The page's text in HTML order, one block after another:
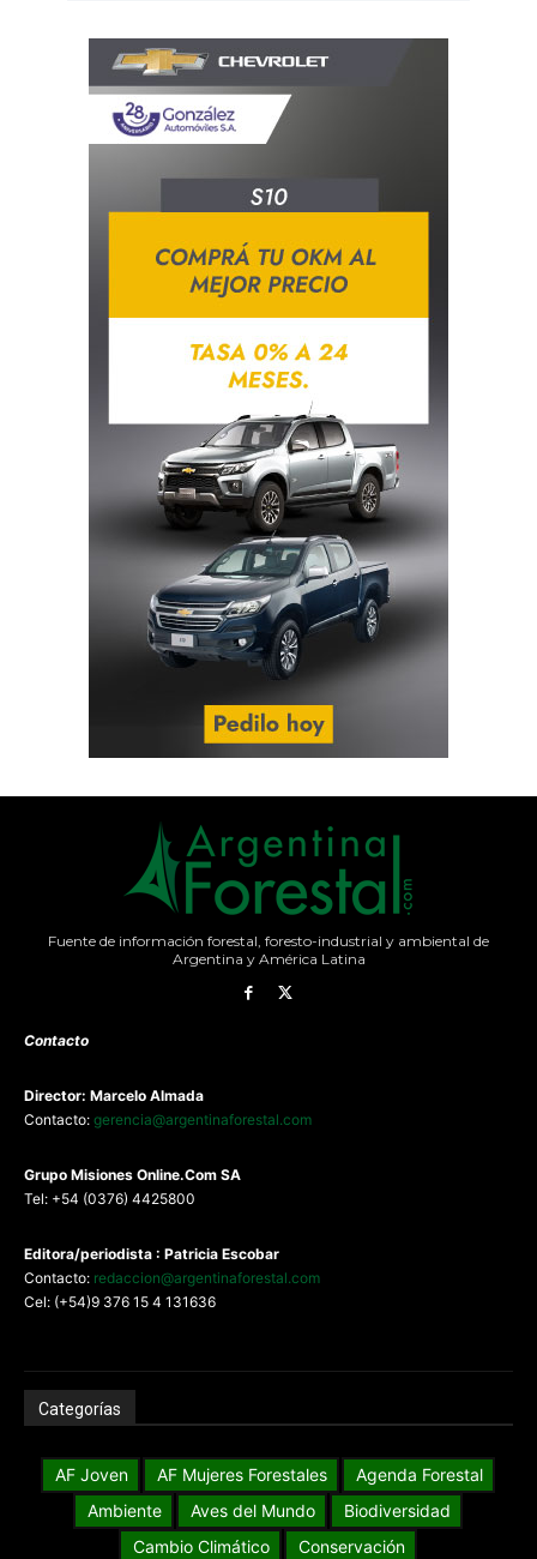
Fuente de información forestal, foresto-industrial y ambiental de
Argentina y América Latina
Contacto
Director: Marcelo Almada
Contacto: gerencia@argentinaforestal.com
Grupo Misiones Online.Com SA
Tel: +54 (0376) 4425800
Editora/periodista : Patricia Escobar
Contacto: redaccion@argentinaforestal.com
Cel: (+54)9 376 15 4 131636
Categorías
AF Joven AF Mujeres Forestales
Agenda Forestal
Ambiente
Aves del Mundo
Biodiversidad
Cambio Climático
Conservación